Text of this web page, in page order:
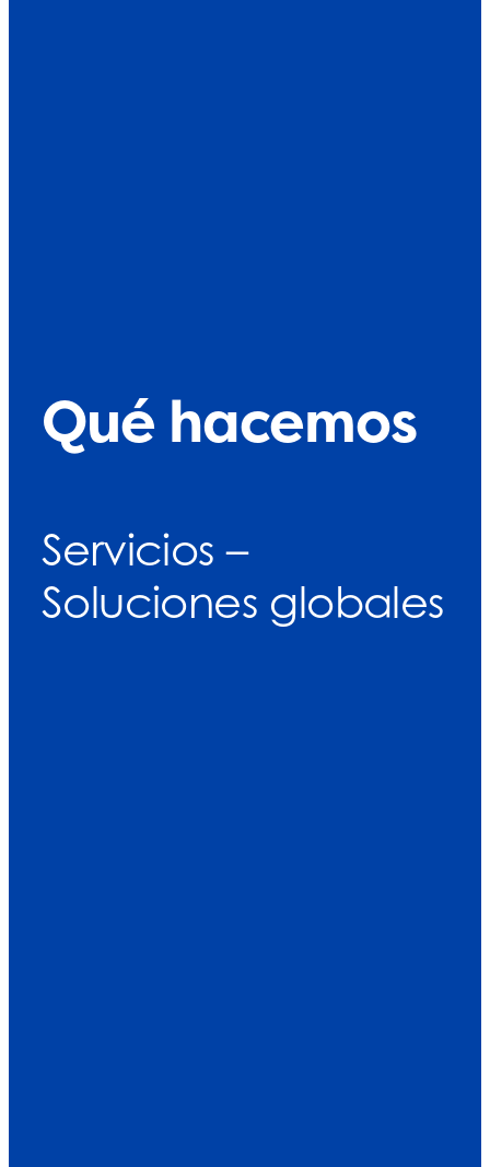
Qué hacemos
Servicios –
Soluciones globales